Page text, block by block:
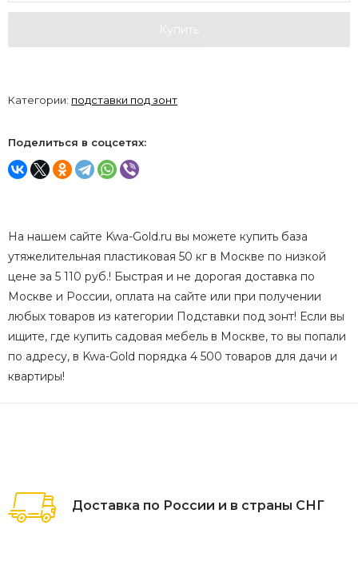
Купить
Категории: подставки под зонт
Поделиться в соцсетях:
На нашем сайте Kwa-Gold.ru вы можете купить база
утяжелительная пластиковая 50 кг в Москве по низкой
цене за 5 110 руб.! Быстрая и не дорогая доставка по
Москве и России, оплата на сайте или при получении
любых товаров из категории Подставки под зонт! Если вы
ищите, где купить садовая мебель в Москве, то вы попали
по адресу, в Kwa-Gold порядка 4 500 товаров для дачи и
квартиры!
Доставка по России и в страны СНГ